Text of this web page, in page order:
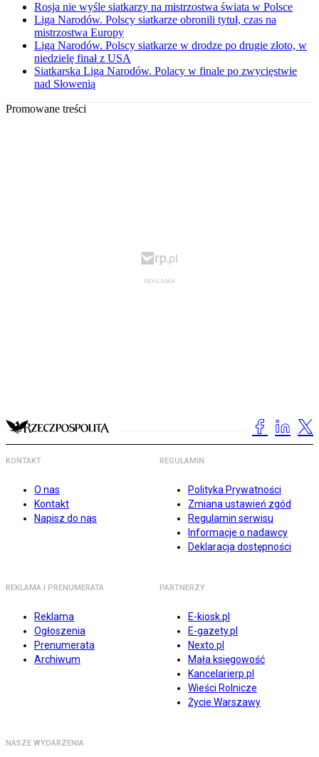
Rosja nie wyśle siatkarzy na mistrzostwa świata w Polsce
Liga Narodów. Polscy siatkarze obronili tytuł, czas na
mistrzostwa Europy
Liga Narodów. Polscy siatkarze w drodze po drugie złoto, w
niedzielę finał z USA
Siatkarska Liga Narodów. Polacy w finale po zwycięstwie
nad Słowenią
Promowane treści
KONTAKT
O nas
Kontakt
Napisz do nas
REGULAMIN
Polityka Prywatności
Zmiana ustawień zgód
Regulamin serwisu
Informacje o nadawcy
Deklaracja dostępności
REKLAMA I PRENUMERATA
Reklama
Ogłoszenia
Prenumerata
Archiwum
PARTNERZY
E-kiosk.pl
E-gazety.pl
Nexto.pl
Mała księgowość
Kancelarierp.pl
Wieści Rolnicze
Życie Warszawy
NASZE WYDARZENIA